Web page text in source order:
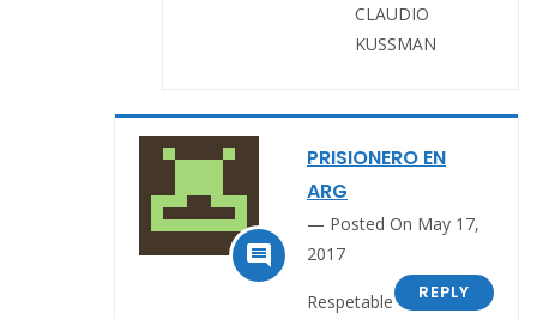
CLAUDIO
KUSSMAN

PRISIONERO EN
ARG
Posted On May 17,
2017
REPLY
Respetable